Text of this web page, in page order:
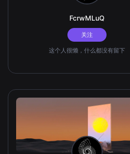
FcrwMLuQ
关注
这个人很懒，什么都没有留下